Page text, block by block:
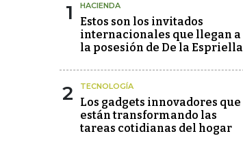
1 HACIENDA
Estos son los invitados
internacionales que llegan a
la posesión de De la Espriella
2 TECNOLOGÍA
Los gadgets innovadores que
están transformando las
tareas cotidianas del hogar